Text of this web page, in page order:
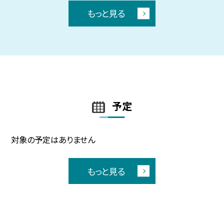
もっと見る
予定
対象の予定はありません
もっと見る